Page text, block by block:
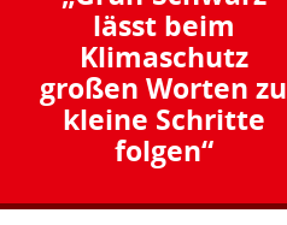
lässt beim
Klimaschutz
großen Worten zu
kleine Schritte
folgen“